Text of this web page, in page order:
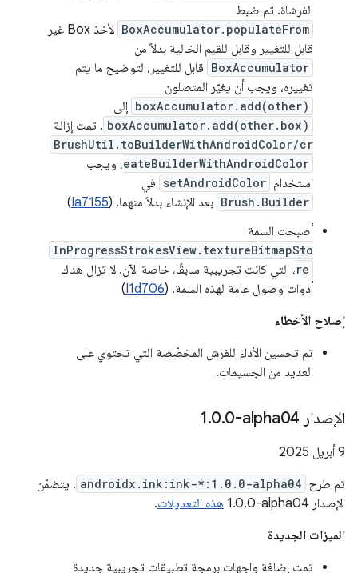
الفرشاة. تم ضبط
BoxAccumulator.populateFrom
لأخذ Box غير
قابل للتغيير وقابل للقيم الخالية بدلاً من
BoxAccumulator قابل للتغيير، لتوضيح ما يتم
تغييره، ويجب أن يغيّر المتصلون
boxAccumulator.add(other) إلى
boxAccumulator.add(other.box) . تمت إزالة
BrushUtil.toBuilderWithAndroidColor/cr
eateBuilderWithAndroidColor، ويجب
استخدام setAndroidColor في
Brush.Builder بعد الإنشاء بدلاً منهما. (Ia7155
)
أصبحت السمة
InProgressStrokesView.textureBitmapSto
re، التي كانت تجريبية سابقًا، خاصة الآن. لا تزال هناك
أدوات وصول عامة لهذه السمة. (I1d706
)
إصلاح الأخطاء
تم تحسين الأداء للفرش المخصّصة التي تحتوي على
العديد من الجسيمات.
الإصدار ‎1 .0.0-alpha04
‫9 أبريل 2025
تم طرح androidx.ink:ink-*:1.0.0-alpha04 . يتضمّن
الإصدار ‎1.0.0-alpha04
هذه التعديلات.
الميزات الجديدة
تمت إضافة واجهات برمجة تطبيقات تجريبية جديدة